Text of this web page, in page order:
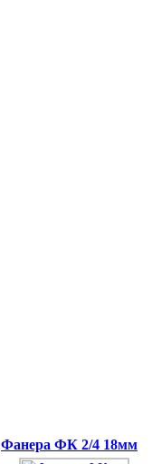
Фанера ФК 2/4 18мм